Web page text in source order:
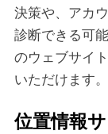
決策や、アカ
診断できる可
のウェブサイ
いただけます。
位置情報